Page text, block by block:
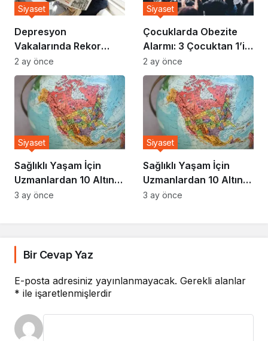
Depresyon
Vakalarında Rekor
Artış: Uzmanlar Nedeni
Açıkladı
Siyaset
2 ay önce
Çocuklarda Obezite
Alarmı: 3 Çocuktan 1’i
Risk Altında
Siyaset
2 ay önce
Sağlıklı Yaşam İçin
Uzmanlardan 10 Altın
Kural
Siyaset
3 ay önce
Sağlıklı Yaşam İçin
Uzmanlardan 10 Altın
Kural
Siyaset
3 ay önce
Bir Cevap Yaz
E-posta adresiniz yayınlanmayacak. Gerekli alanlar
* ile işaretlenmişlerdir